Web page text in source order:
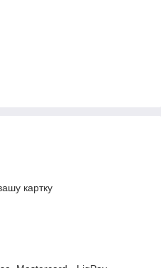
картку